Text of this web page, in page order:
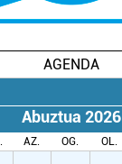
AGENDA
Abuztua 2026
AZ. OG. OL.